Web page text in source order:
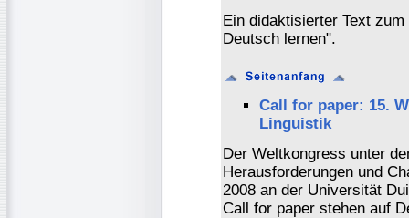
Ein didaktisierter Text
Deutsch lernen".
Call for paper: 15.
Linguistik
Der Weltkongress unter
Herausforderungen und
2008 an der Universität
Call for paper stehen auf